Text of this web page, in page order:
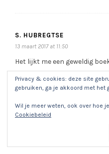
S. HUBREGTSE
13 maart 2017 at 11:50
Het lijkt me een geweldig
herkennen…en ik mezelf
naar uit dat we erin mogen
Privacy & cookies: deze site
gebruiken, ga je akkoord met het
Wil je meer weten, ook over hoe
Cookiebeleid